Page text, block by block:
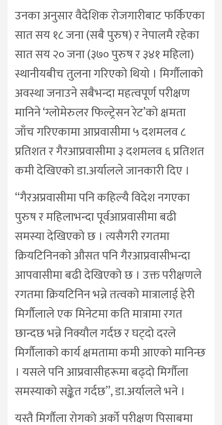
उनका अनुसार वैदेशिक रोजगारीबाट फर्किएका
सात सय १८ जना (सबै पुरुष) र नेपालमै रहेका
सात सय २० जना (३७० पुरुष र ३४१ महिला)
स्थानीयबीच तुलना गरिएको थियो । मिर्गौलाको
अवस्था जनाउने सबैभन्दा महत्वपूर्ण परीक्षण
मानिने ‘ग्लोमेरुलर फिल्ट्रेसन रेट’को क्षमता
जाँच गरिएकामा आप्रवासीमा ५ दशमलव ८
प्रतिशत र गैरआप्रवासीमा ३ दशमलव ६ प्रतिशत
कमी देखिएको डा.अर्यालले जानकारी दिए ।
“गैरअप्रवासीमा पनि कहिल्यै विदेश नगएका
पुरुष र महिलाभन्दा पूर्वआप्रवासीमा बढी
समस्या देखिएको छ । त्यसैगरी रगतमा
क्रियटिनिनको औसत पनि गैरआप्रवासीभन्दा
आपवासीमा बढी देखिएको छ । उक्त परीक्षणले
रगतमा क्रियटिनिन भन्ने तत्वको मात्रालाई हेरी
मिर्गौलाले एक मिनेटमा कति मात्रामा रगत
छान्दछ भन्ने निक्यौल गर्दछ र घट्दो दरले
मिर्गौलाको कार्य क्षमतामा कमी आएको मानिन्छ
। यसले पनि आप्रवासीहरूमा बढ्दो मिर्गौला
समस्याको सङ्केत गर्दछ”, डा.अर्यालले भने ।
यस्तै मिर्गौला रोगको अर्को परीक्षण पिसाबमा